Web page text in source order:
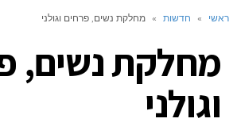
ראשי » חדשות » מחלקת נשים, פרחים וגולני
מחלקת נשים,
וגולני